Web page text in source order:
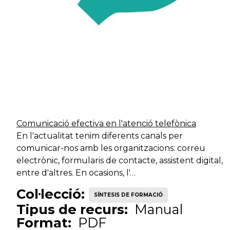
Tècnic auxiliar
Serveis d'acció
ciutadana
Tècnic auxiliar
Serveis de
desenvolupament
territorial
Comunicació efectiva en l'atenció telefònica
En l'actualitat tenim diferents canals per
comunicar-nos amb les organitzacions: correu
electrònic, formularis de contacte, assistent digital,
entre d'altres. En ocasions, l'…
Col·lecció: SÍNTESIS DE FORMACIÓ
Tipus de recurs: Manual
Format: PDF